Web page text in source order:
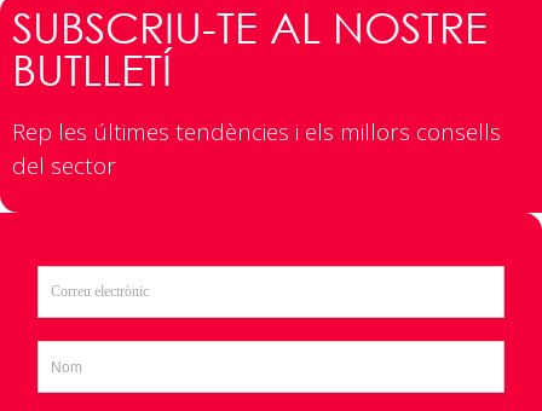
SUBSCRIU-TE AL NOSTRE
BUTLLETÍ
Rep les últimes tendències i els millors consells
del sector​